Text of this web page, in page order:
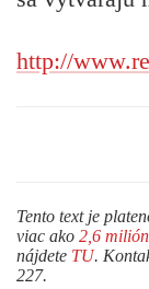
http://
Tento text je
viac ako 2,6
nájdete TU.
227.